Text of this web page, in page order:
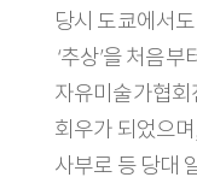
당시 도쿄에서
‘추상’을 처음
자유미술가협
회우가 되었으
사부로 등 당대